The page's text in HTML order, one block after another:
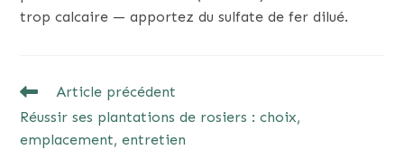
trop calcaire — apportez du sulfate de fer dilué.
READ
ARTICLES
Article précédent
Réussir ses plantations de rosiers : choix,
emplacement, entretien